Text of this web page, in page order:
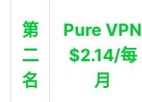
第
二
名
Pure VPN
$2.14/每
月